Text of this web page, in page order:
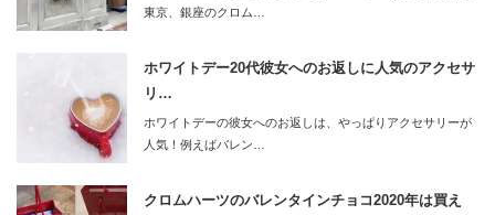
東京、銀座のクロム…
ホワイトデー20代彼女へのお返しに人気のアクセサ
リ…
ホワイトデーの彼女へのお返しは、やっぱりアクセサリーが
人気！例えばバレン…
クロムハーツのバレンタインチョコ2020年は買え